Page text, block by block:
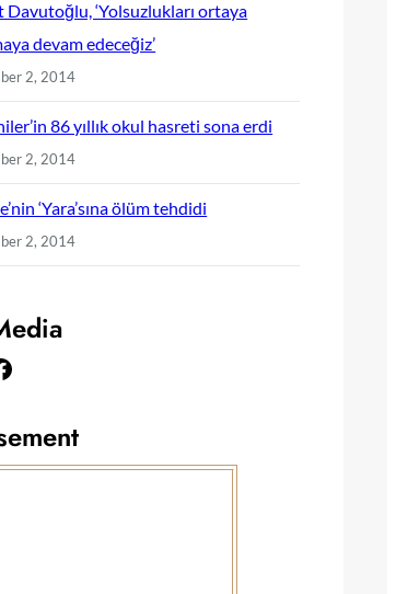
Davutoğlu, ‘Yolsuzlukları ortaya
devam edeceğiz’
2, 2014
86 yıllık okul hasreti sona erdi
2, 2014
‘Yara’sına ölüm tehdidi
2, 2014